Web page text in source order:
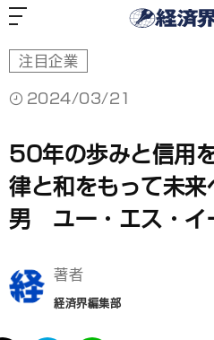
注目企業
2024/03/21
50年の歩みと信用
律と和をもって未
男 ユー・エス・イ
著者
経済界編集部